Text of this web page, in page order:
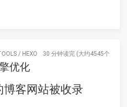
/ HEXO 30 分钟读完 (大约4545个字)
优化
博客网站被收录